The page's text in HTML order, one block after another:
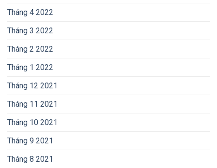
Tháng 4 2022
Tháng 3 2022
Tháng 2 2022
Tháng 1 2022
Tháng 12 2021
Tháng 11 2021
Tháng 10 2021
Tháng 9 2021
Tháng 8 2021